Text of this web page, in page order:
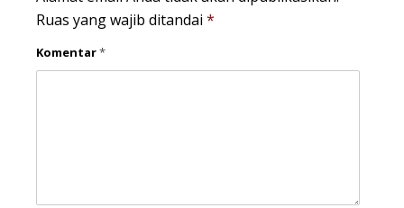
Ruas yang wajib ditandai *
Komentar*